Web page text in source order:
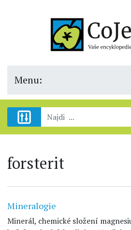
Menu:
forsterit
Mineralogie
Minerál, chemické složení